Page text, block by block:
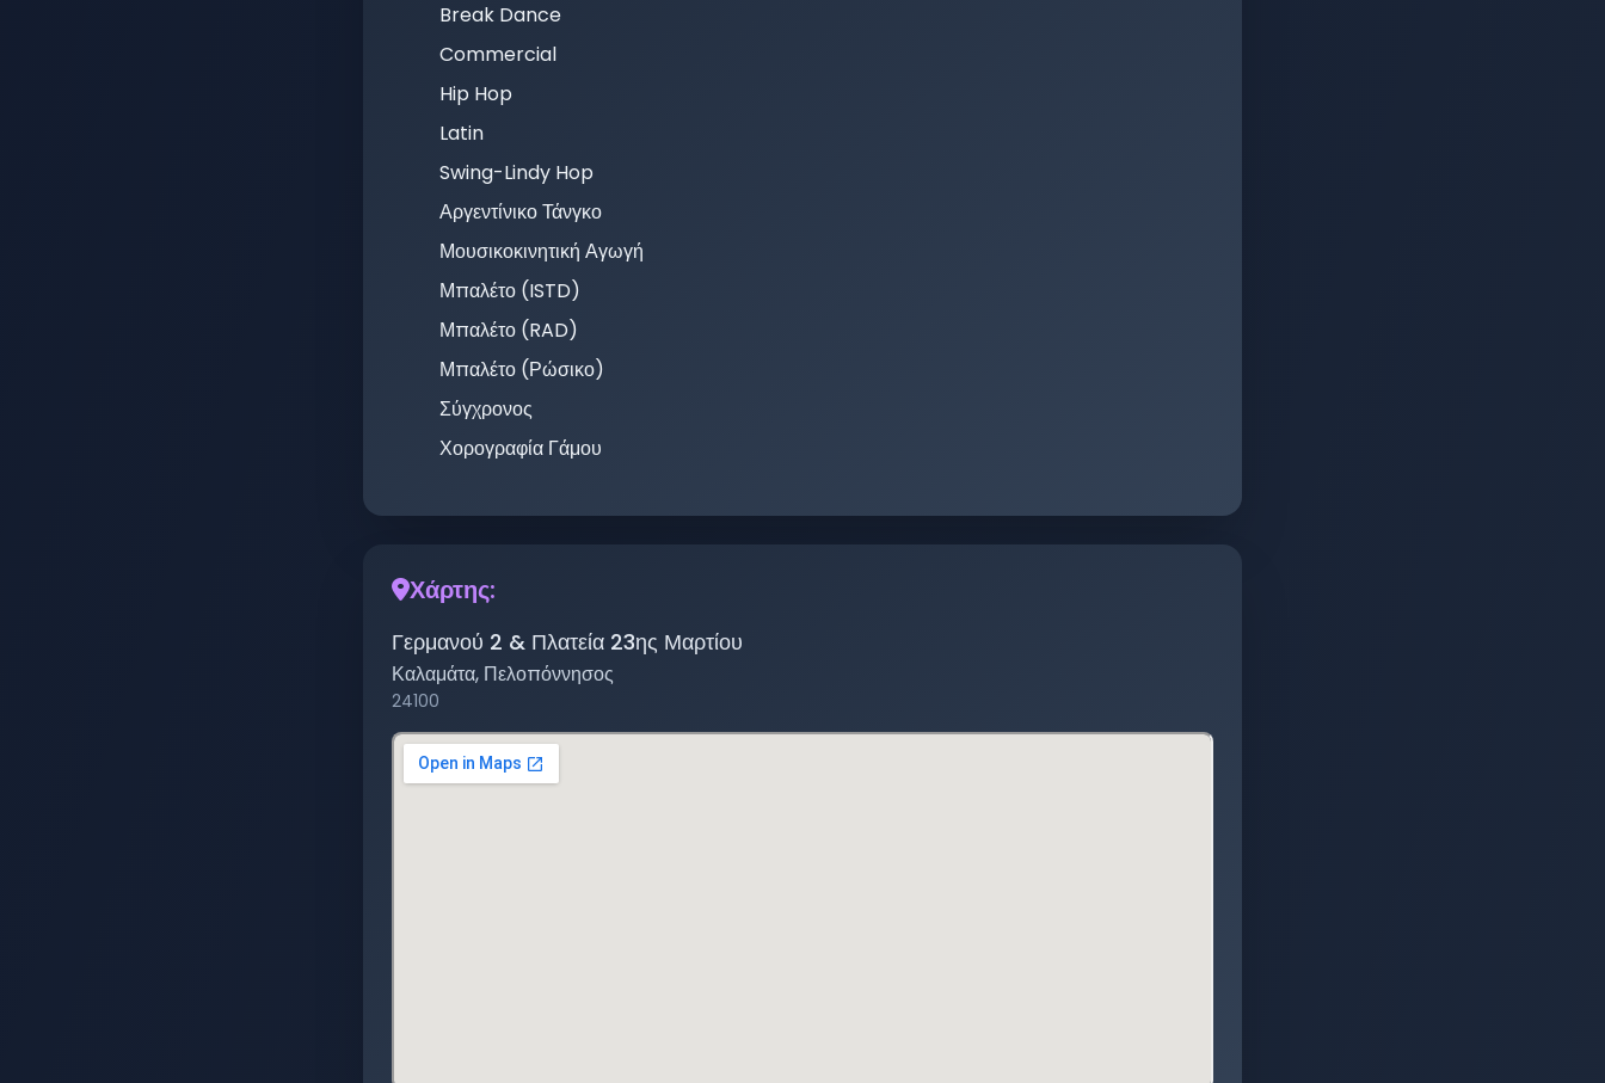
Break Dance
Commercial
Hip Hop
Latin
Swing-Lindy Hop
Αργεντίνικο Τάνγκο
Μουσικοκινητική Αγωγή
Μπαλέτο (ISTD)
Μπαλέτο (RAD)
Μπαλέτο (Ρώσικο)
Σύγχρονος
Χορογραφία Γάμου
Χάρτης:
Γερμανού 2 & Πλατεία 23ης Μαρτίου
Καλαμάτα, Πελοπόννησος
24100